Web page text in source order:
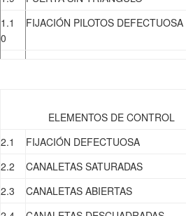
1.1
0
FIJACIÓN PILOTOS DEFECTUOSA
ELEMENTOS DE CONTROL
2.1
FIJACIÓN DEFECTUOSA
2.2
CANALETAS SATURADAS
2.3
CANALETAS ABIERTAS